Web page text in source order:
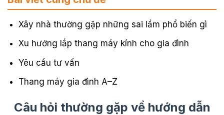
Xây nhà thường gặp những sai lầm phổ biến gì
Xu hướng lắp thang máy kính cho gia đình
Yêu cầu tư vấn
Thang máy gia đình A–Z
Câu hỏi thường gặp về hướng dẫn